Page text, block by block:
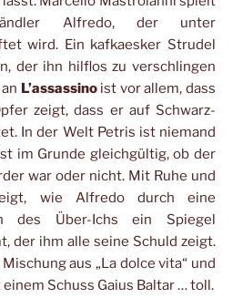
Alfredo, der unter
wird. Ein kafkaesker Strudel
der ihn hilflos zu verschlingen
L’assassinoist vor allem, dass
zeigt, dass er auf Schwarz-
In der Welt Petris ist niemand
im Grunde gleichgültig, ob der
war oder nicht. Mit Ruhe und
wie Alfredo durch eine
des Über-Ichs ein Spiegel
der ihm alle seine Schuld zeigt.
aus „La dolce vita“ und
einem Schuss Gaius Baltar … toll.